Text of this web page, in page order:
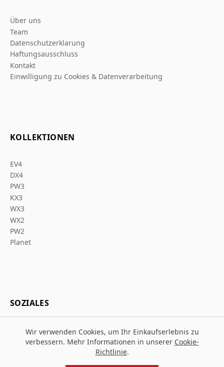
Über uns
Team
Datenschutzerklarung
Haftungsausschluss
Kontakt
Einwilligung zu Cookies & Datenverarbeitung
KOLLEKTIONEN
EV4
DX4
PW3
KX3
WX3
WX2
PW2
Planet
SOZIALES
Wir verwenden Cookies, um Ihr Einkaufserlebnis zu
verbessern. Mehr Informationen in unserer Cookie-
Richtlinie.